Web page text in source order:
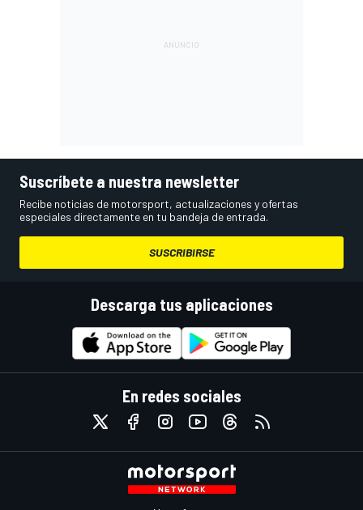
Suscríbete a nuestra newsletter
Recibe noticias de motorsport, actualizaciones y ofertas
especiales directamente en tu bandeja de entrada.
SUSCRIBIRSE
Descarga tus aplicaciones
En redes sociales